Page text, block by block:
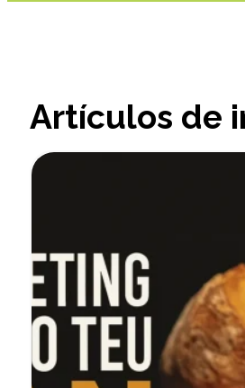
Artículos de